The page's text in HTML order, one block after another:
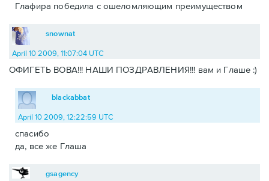
Глафира победила с ошеломляющим преимуществом
snownat
April 10 2009, 11:07:04 UTC
ОФИГЕТЬ ВОВА!!! НАШИ ПОЗДРАВЛЕНИЯ!!! вам и Глаше :)
blackabbat
April 10 2009, 12:22:59 UTC
спасибо
да, все же Глаша
gsagency